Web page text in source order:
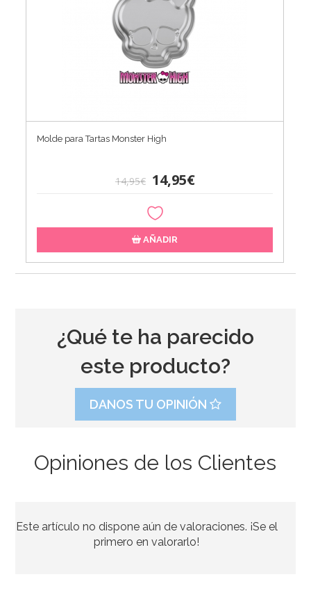
Molde para Tartas Monster High
14,95€ 14,95€
AÑADIR
11,50€
¿Qué te ha parecido
este producto?
DANOS TU OPINIÓN
Opiniones de los Clientes
Este artículo no dispone aún de valoraciones. ¡Se el
primero en valorarlo!